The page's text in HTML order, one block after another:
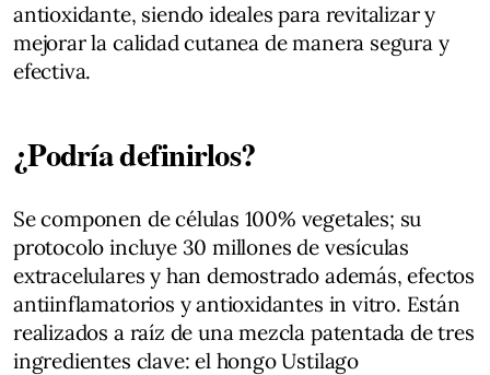
antioxidante, siendo ideales para revitalizar y
mejorar la calidad cutanea de manera segura y
efectiva.
¿Podría definirlos?
Se componen de células 100% vegetales; su
protocolo incluye 30 millones de vesículas
extracelulares y han demostrado además, efectos
antiinflamatorios y antioxidantes in vitro. Están
realizados a raíz de una mezcla patentada de tres
ingredientes clave: el hongo Ustilago